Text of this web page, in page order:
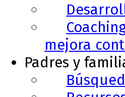
mejora
Padres y